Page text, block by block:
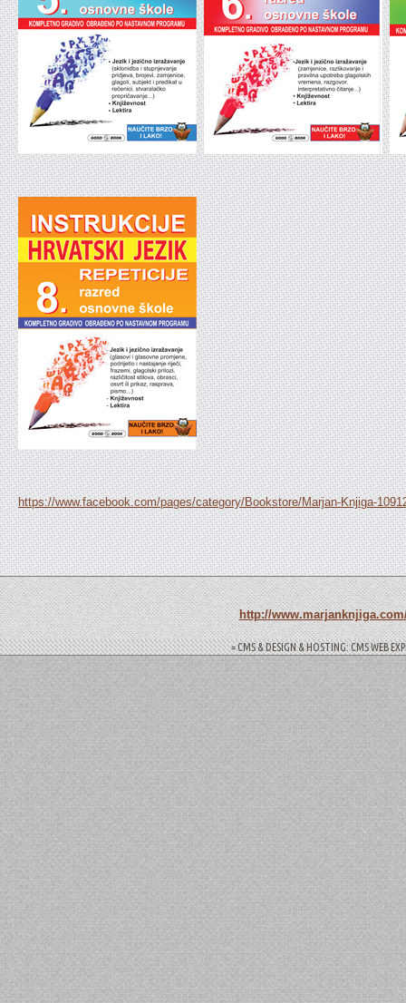
https://www.facebook.com/pages/category/Bookstore/Marjan-Knjiga-
http://
= CMS & DESIGN & HOSTING: CMS WEB